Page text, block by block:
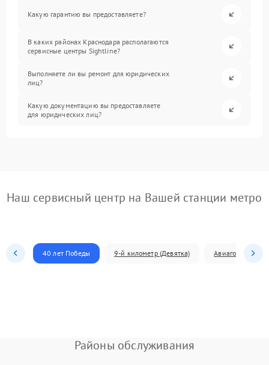
Какую гарантию вы предоставляете?
В каких районах Краснодара располагаются
сервисные центры Sightline?
Выполняете ли вы ремонт для юридических
лиц?
Какую документацию вы предоставляете
для юридических лиц?
Наш сервисный центр на Вашей станции метро
40 лет Победы 9-й километр (Девятка) Авиагородок
Районы обслуживания